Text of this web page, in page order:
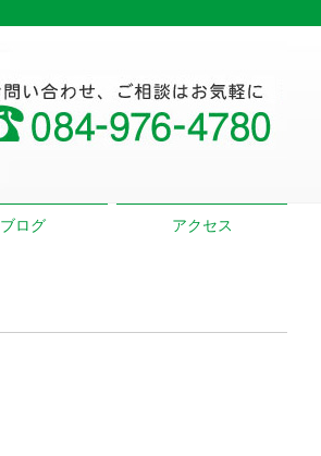
ブログ アクセス